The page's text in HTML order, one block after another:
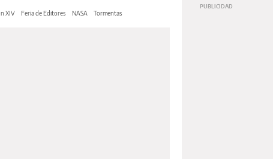
XIV Feria de Editores NASA Tormentas